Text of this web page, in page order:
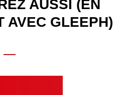
AUSSI (EN
AVEC GLEEPH)